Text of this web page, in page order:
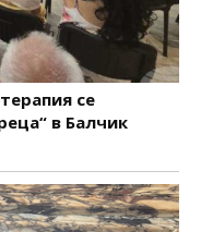
се
в Балчик